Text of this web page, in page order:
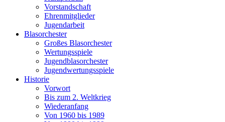
Vorstandschaft
Ehrenmitglieder
Jugendarbeit
Blasorchester
Großes Blasorchester
Wertungsspiele
Jugendblasorchester
Jugendwertungsspiele
Historie
Vorwort
Bis zum 2. Weltkrieg
Wiederanfang
Von 1960 bis 1989